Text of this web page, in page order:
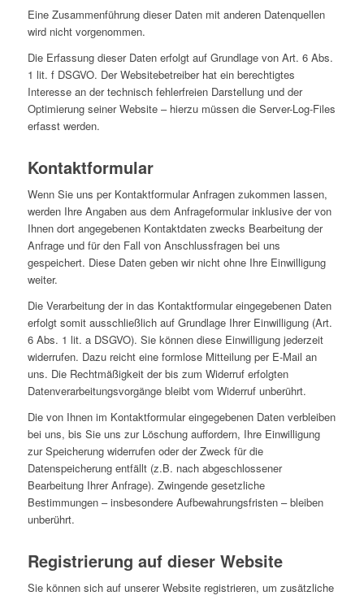
Eine Zusammenführung dieser Daten mit anderen Datenquellen
wird nicht vorgenommen.
Die Erfassung dieser Daten erfolgt auf Grundlage von Art. 6 Abs.
1 lit. f DSGVO. Der Websitebetreiber hat ein berechtigtes
Interesse an der technisch fehlerfreien Darstellung und der
Optimierung seiner Website – hierzu müssen die Server-Log-Files
erfasst werden.
Kontaktformular
Wenn Sie uns per Kontaktformular Anfragen zukommen lassen,
werden Ihre Angaben aus dem Anfrageformular inklusive der von
Ihnen dort angegebenen Kontaktdaten zwecks Bearbeitung der
Anfrage und für den Fall von Anschlussfragen bei uns
gespeichert. Diese Daten geben wir nicht ohne Ihre Einwilligung
weiter.
Die Verarbeitung der in das Kontaktformular eingegebenen Daten
erfolgt somit ausschließlich auf Grundlage Ihrer Einwilligung (Art.
6 Abs. 1 lit. a DSGVO). Sie können diese Einwilligung jederzeit
widerrufen. Dazu reicht eine formlose Mitteilung per E-Mail an
uns. Die Rechtmäßigkeit der bis zum Widerruf erfolgten
Datenverarbeitungsvorgänge bleibt vom Widerruf unberührt.
Die von Ihnen im Kontaktformular eingegebenen Daten verbleiben
bei uns, bis Sie uns zur Löschung auffordern, Ihre Einwilligung
zur Speicherung widerrufen oder der Zweck für die
Datenspeicherung entfällt (z.B. nach abgeschlossener
Bearbeitung Ihrer Anfrage). Zwingende gesetzliche
Bestimmungen – insbesondere Aufbewahrungsfristen – bleiben
unberührt.
Registrierung auf dieser Website
Sie können sich auf unserer Website registrieren, um zusätzliche